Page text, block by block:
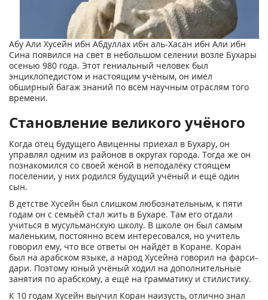
Абу Али Хусейн ибн Абдуллах ибн аль-Хасан ибн Али ибн
Сина появился на свет в небольшом селении возле Бухары
осенью 980 года. Этот гениальный человек был
энциклопедистом и настоящим учёным, он имел
обширный багаж знаний по всем научным отраслям того
времени.
Становление великого учёного
Когда отец будущего Авиценны приехал в Бухару, он
управлял одним из районов в округах города. Тогда же он
познакомился со своей женой в неподалёку стоящем
поселении, у них родился будущий учёный и ещё один
сын.
В детстве Хусейн был слишком любознательным, к пяти
годам он с семьёй стал жить в Бухаре. Там его отдали
учиться в мусульманскую школу. В школе он был самым
маленьким, постоянно всем интересовался, но учитель
говорил ему, что все ответы он найдёт в Коране. Коран
был на арабском языке, а народ Хусейна говорил на фарси-
дари. Поэтому юный учёный ходил на дополнительные
занятия по арабскому, а ещё на грамматику и стилистику.
К 10 годам Хусейн выучил Коран наизусть, отлично знал